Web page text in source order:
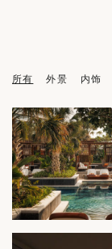
所有 外景 内饰